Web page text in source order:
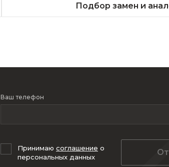
Подбор замен и
Ваш телефон
Принимаю соглашение о
персональных данных